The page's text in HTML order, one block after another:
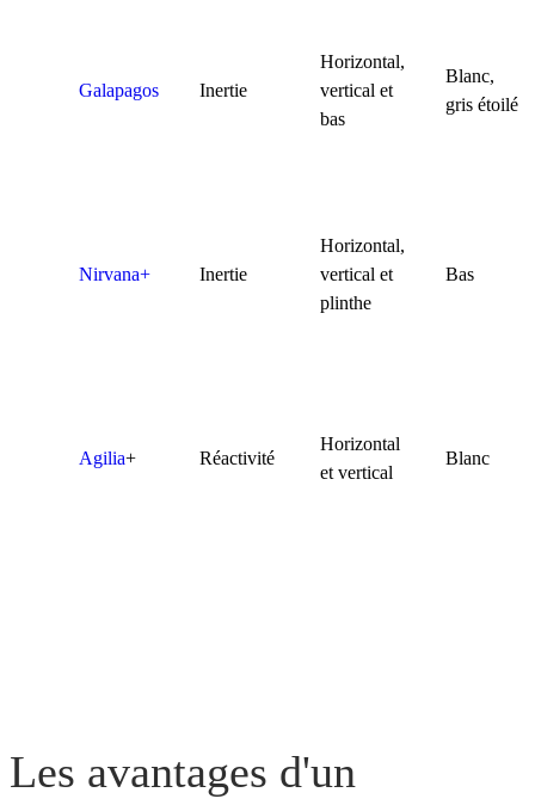
Galapagos Inertie
Horizontal,
vertical et
bas
Blanc,
gris étoilé
Nirvana+ Inertie
Horizontal,
vertical et
plinthe
Bas
Agilia+ Réactivité
Horizontal
et vertical
Blanc
Les avantages d'un